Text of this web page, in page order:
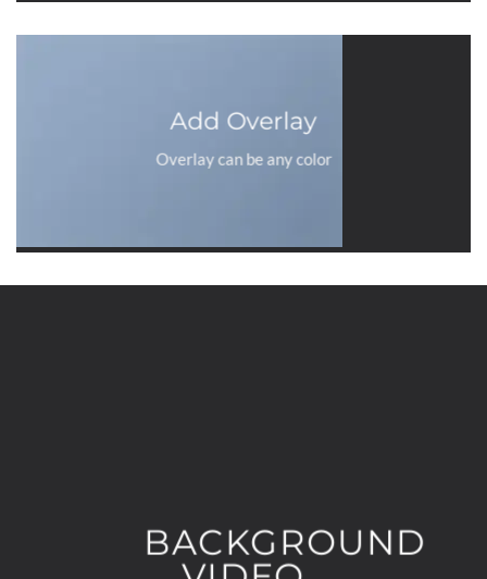
Add Overlay
Overlay can be any color
BACKGROUND